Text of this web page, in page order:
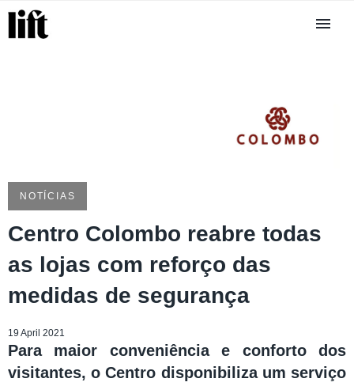
NOTÍCIAS
Centro Colombo reabre todas
as lojas com reforço das
medidas de segurança
19 April 2021
Para maior conveniência e conforto dos
visitantes, o Centro disponibiliza um serviço